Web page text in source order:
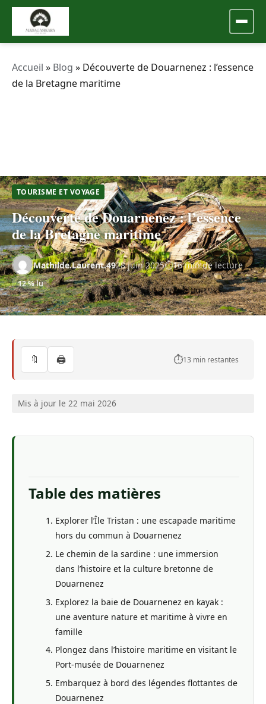
Accueil » Blog » Découverte de Douarnenez : l’essence
de la Bretagne maritime
TOURISME ET VOYAGE
Découverte de Douarnenez : l’essence
de la Bretagne maritime
Mathilde.Laurent.4928 juin 2025 16 min de lecture
12 % lu
🔖 🖨️ ⏱️13 min restantes
Mis à jour le 22 mai 2026
Table des matières
Explorer l’Île Tristan : une escapade maritime
hors du commun à Douarnenez
Le chemin de la sardine : une immersion
dans l’histoire et la culture bretonne de
Douarnenez
Explorez la baie de Douarnenez en kayak :
une aventure nature et maritime à vivre en
famille
Plongez dans l’histoire maritime en visitant le
Port-musée de Douarnenez
Embarquez à bord des légendes flottantes de
Douarnenez